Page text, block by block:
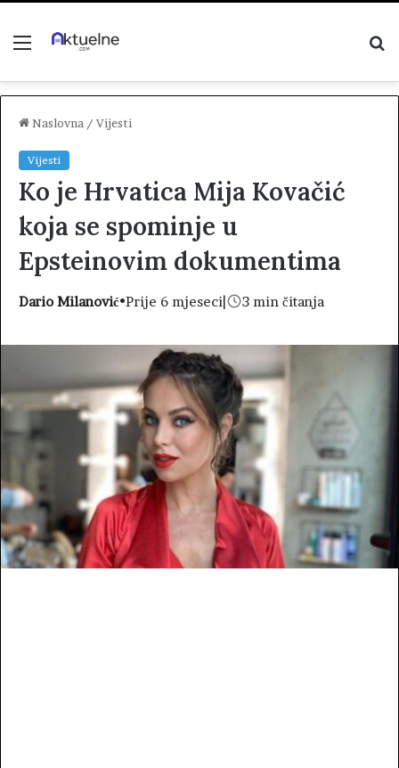
Menu
Naslovna / Vijesti
Vijesti
Ko je Hrvatica Mija Kovačić
koja se spominje u
Epsteinovim dokumentima
Dario Milanović•Prije 6 mjeseci| 3 min čitanja